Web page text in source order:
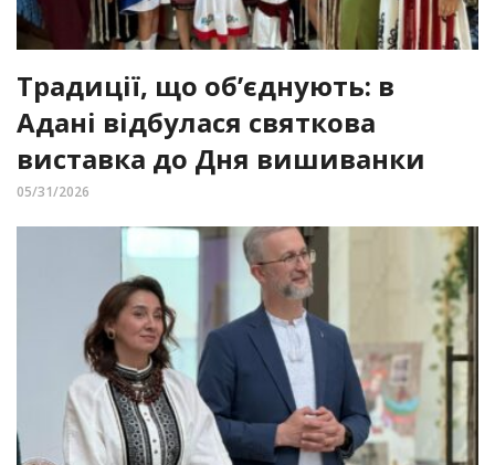
Традиції, що об’єднують: в
Адані відбулася святкова
виставка до Дня вишиванки
05/31/2026